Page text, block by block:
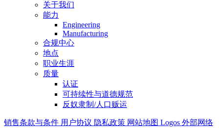
关于我们
能力
Engineering
Manufacturing
合规中心
地点
职业生涯
质量
认证
可持续性与道德规范
反奴隶制/人口贩运
销售条款与条件 用户协议 隐私政策 网站地图 Logos 外部网络